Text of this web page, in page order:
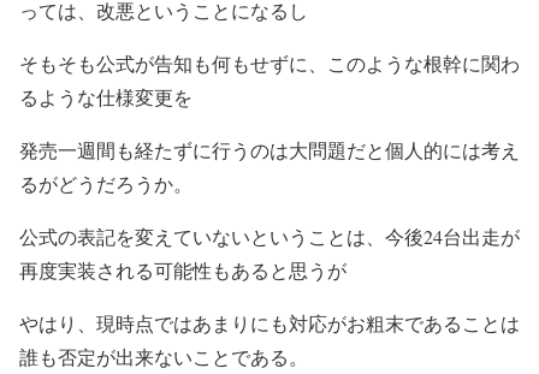
っては、改悪ということになるし
そもそも公式が告知も何もせずに、このような根幹に関わ
るような仕様変更を
発売一週間も経たずに行うのは大問題だと個人的には考え
るがどうだろうか。
公式の表記を変えていないということは、今後24台出走が
再度実装される可能性もあると思うが
やはり、現時点ではあまりにも対応がお粗末であることは
誰も否定が出来ないことである。